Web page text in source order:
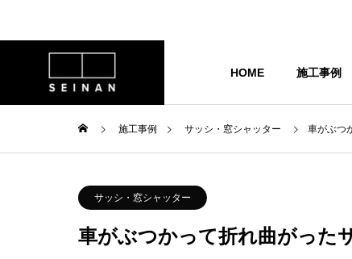
HOME 施工事例
会社概要
施工事例 サッシ・窓シャッター 車がぶつ
サッシ・窓シャッター
車がぶつかって折れ曲がった